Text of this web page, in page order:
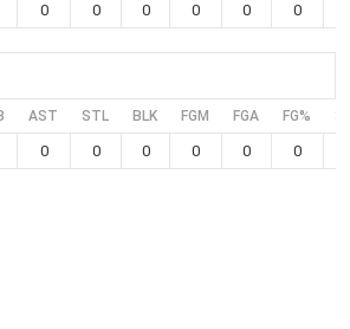
0 0 0 0 0 0
AST STL BLK FGM FGA FG%
0 0 0 0 0 0